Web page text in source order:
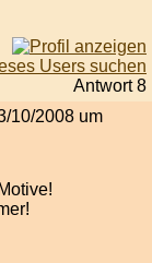
Antwort 8
10/2008 um